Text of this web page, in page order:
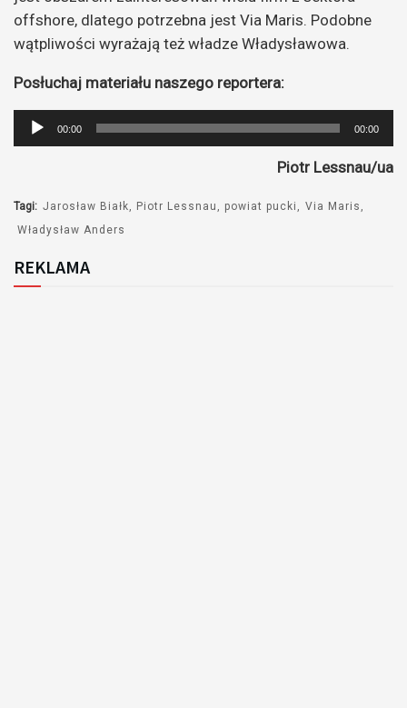
offshore, dlatego potrzebna jest Via Maris. Podobne
wątpliwości wyrażają też władze Władysławowa.
Posłuchaj materiału naszego reportera:
Odtwarzacz
plików
00:00 00:00
Piotr Lessnau/ua
Tagi: Jarosław Białk Piotr Lessnau powiat pucki
Via Maris
Władysław Anders
REKLAMA